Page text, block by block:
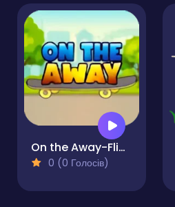
On the Away-Flippy Adventure Epic Skater
0 (0 Голосів)